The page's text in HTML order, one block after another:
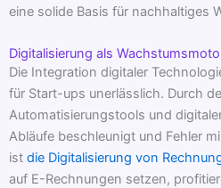
eine solide Basis für nachhaltiges
Digitalisierung als
Die Integration digitaler
für Start-ups unerlässlich. Durch
Automatisierungstools und
Abläufe beschleunigt und Fehler
ist die Digitalisierung von
auf E-Rechnungen setzen,